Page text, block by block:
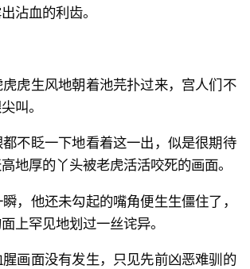
沾血的利齿。
虎生风地朝着池芫扑过来，宫人们不
叫。
不眨一下地看着这一出，似是很期待
地厚的丫头被老虎活活咬死的画面。
，他还未勾起的嘴角便生生僵住了，
上罕见地划过一丝诧异。
画面没有发生，只见先前凶恶难驯的